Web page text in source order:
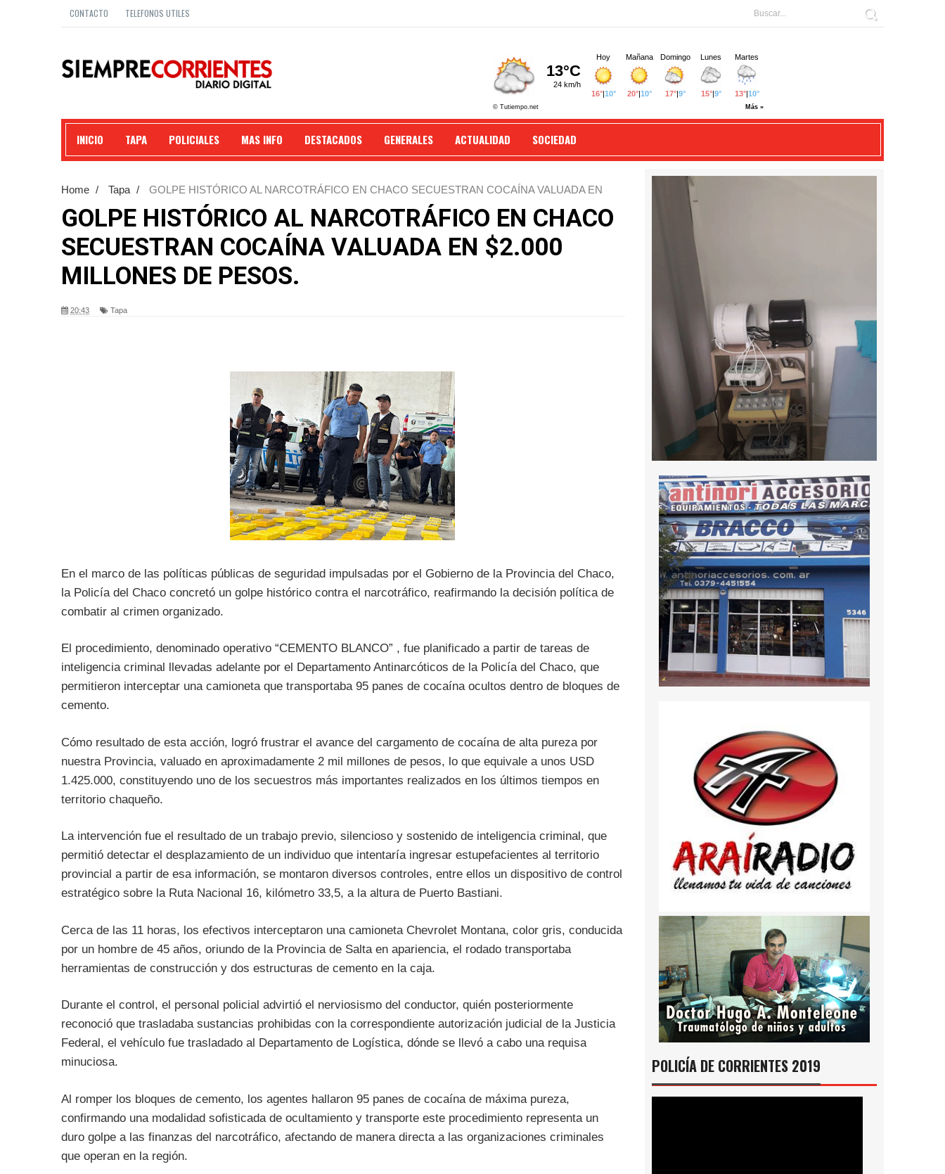
CONTACTO TELEFONOS UTILES
INICIO TAPA POLICIALES MAS INFO DESTACADOS GENERALES ACTUALIDAD SOCIEDAD
Home / Tapa /
GOLPE HISTÓRICO AL NARCOTRÁFICO EN CHACO SECUESTRAN COCAÍNA VALUADA EN
GOLPE HISTÓRICO AL NARCOTRÁFICO EN CHACO
SECUESTRAN COCAÍNA VALUADA EN $2.000
MILLONES DE PESOS.
20:43 Tapa
En el marco de las políticas públicas de seguridad impulsadas por el Gobierno de la Provincia del Chaco,
la Policía del Chaco concretó un golpe histórico contra el narcotráfico, reafirmando la decisión política de
combatir al crimen organizado.
El procedimiento, denominado operativo “CEMENTO BLANCO” , fue planificado a partir de tareas de
inteligencia criminal llevadas adelante por el Departamento Antinarcóticos de la Policía del Chaco, que
permitieron interceptar una camioneta que transportaba 95 panes de cocaína ocultos dentro de bloques de
cemento.
Cómo resultado de esta acción, logró frustrar el avance del cargamento de cocaína de alta pureza por
nuestra Provincia, valuado en aproximadamente 2 mil millones de pesos, lo que equivale a unos USD
1.425.000, constituyendo uno de los secuestros más importantes realizados en los últimos tiempos en
territorio chaqueño.
La intervención fue el resultado de un trabajo previo, silencioso y sostenido de inteligencia criminal, que
permitió detectar el desplazamiento de un individuo que intentaría ingresar estupefacientes al territorio
provincial a partir de esa información, se montaron diversos controles, entre ellos un dispositivo de control
estratégico sobre la Ruta Nacional 16, kilómetro 33,5, a la altura de Puerto Bastiani.
Cerca de las 11 horas, los efectivos interceptaron una camioneta Chevrolet Montana, color gris, conducida
por un hombre de 45 años, oriundo de la Provincia de Salta en apariencia, el rodado transportaba
herramientas de construcción y dos estructuras de cemento en la caja.
Durante el control, el personal policial advirtió el nerviosismo del conductor, quién posteriormente
reconoció que trasladaba sustancias prohibidas con la correspondiente autorización judicial de la Justicia
Federal, el vehículo fue trasladado al Departamento de Logística, dónde se llevó a cabo una requisa
minuciosa.
Al romper los bloques de cemento, los agentes hallaron 95 panes de cocaína de máxima pureza,
confirmando una modalidad sofisticada de ocultamiento y transporte este procedimiento representa un
duro golpe a las finanzas del narcotráfico, afectando de manera directa a las organizaciones criminales
que operan en la región.
POLICÍA DE CORRIENTES 2019